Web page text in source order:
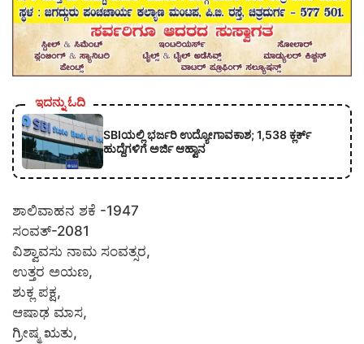
ಇದನ್ನು ಓದಿ
SBIಯಲ್ಲಿ ಭರ್ಜರಿ ಉದ್ಯೋಗಾವಕಾಶ; 1,538 ಕ್ಲರ್ಕ್
ಹುದ್ದೆಗಳಿಗೆ ಅರ್ಜಿ ಆಹ್ವಾನ
ಶಾಲಿವಾಹನ ಶಕೆ -1947
ಸಂವತ್-2081
ವಿಶ್ವಾವಸು ನಾಮ ಸಂವತ್ಸರ,
ಉತ್ತರ ಅಯಣ,
ಶುಕ್ಲ ಪಕ್ಷ,
ಆಷಾಢ ಮಾಸ,
ಗ್ರೀಷ್ಮ ಋತು,